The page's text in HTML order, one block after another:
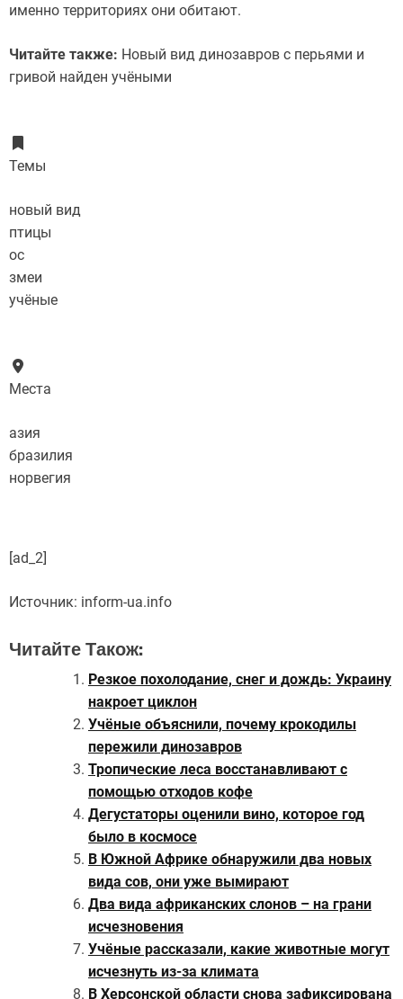
именно территориях они обитают.
Читайте также: Новый вид динозавров с перьями и
гривой найден учёными
Темы
новый вид
птицы
ос
змеи
учёные
Места
азия
бразилия
норвегия
[ad_2]
Источник: inform-ua.info
Читайте Також:
Резкое похолодание, снег и дождь: Украину
накроет циклон
Учёные объяснили, почему крокодилы
пережили динозавров
Тропические леса восстанавливают с
помощью отходов кофе
Дегустаторы оценили вино, которое год
было в космосе
В Южной Африке обнаружили два новых
вида сов, они уже вымирают
Два вида африканских слонов – на грани
исчезновения
Учёные рассказали, какие животные могут
исчезнуть из-за климата
В Херсонской области снова зафиксирована